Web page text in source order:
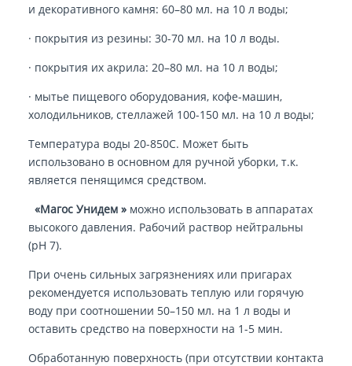
и декоративного камня: 60–80 мл. на 10 л воды;
· покрытия из резины: 30-70 мл. на 10 л воды.
· покрытия их акрила: 20–80 мл. на 10 л воды;
· мытье пищевого оборудования, кофе-машин,
холодильников, стеллажей 100-150 мл. на 10 л воды;
Температура воды 20-850С. Может быть
использовано в основном для ручной уборки, т.к.
является пенящимся средством.
«Магос Унидем » можно использовать в аппаратах
высокого давления. Рабочий раствор нейтральны
(рН 7).
При очень сильных загрязнениях или пригарах
рекомендуется использовать теплую или горячую
воду при соотношении 50–150 мл. на 1 л воды и
оставить средство на поверхности на 1-5 мин.
Обработанную поверхность (при отсутствии контакта